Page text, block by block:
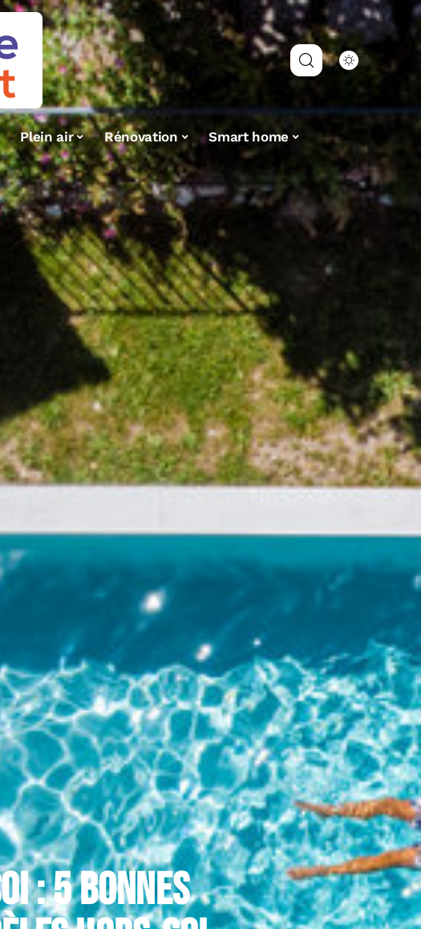
Plein air Rénovation Smart home
: 5 bonnes